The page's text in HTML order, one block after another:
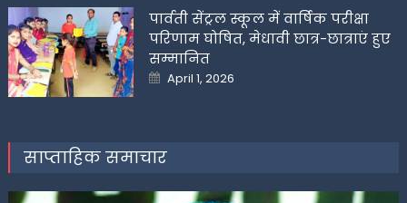
पार्वती सेंट्रल स्कूल में वार्षिक परीक्षा
परिणाम घोषित, मेधावी छात्र-छात्राएं हुए
सम्मानित
Posted
on
April 1, 2026
साप्ताहिक समाचार